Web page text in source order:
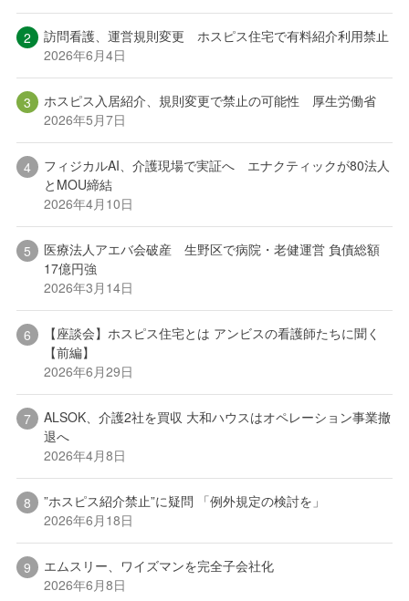
訪問看護、運営規則変更 ホスピス住宅で有料紹介利用禁止
2026年6月4日
ホスピス入居紹介、規則変更で禁止の可能性 厚生労働省
2026年5月7日
フィジカルAI、介護現場で実証へ エナクティックが80法人
とMOU締結
2026年4月10日
医療法人アエバ会破産 生野区で病院・老健運営 負債総額
17億円強
2026年3月14日
【座談会】ホスピス住宅とは アンビスの看護師たちに聞く
【前編】
2026年6月29日
ALSOK、介護2社を買収 大和ハウスはオペレーション事業撤
退へ
2026年4月8日
”ホスピス紹介禁止”に疑問 「例外規定の検討を」
2026年6月18日
エムスリー、ワイズマンを完全子会社化
2026年6月8日